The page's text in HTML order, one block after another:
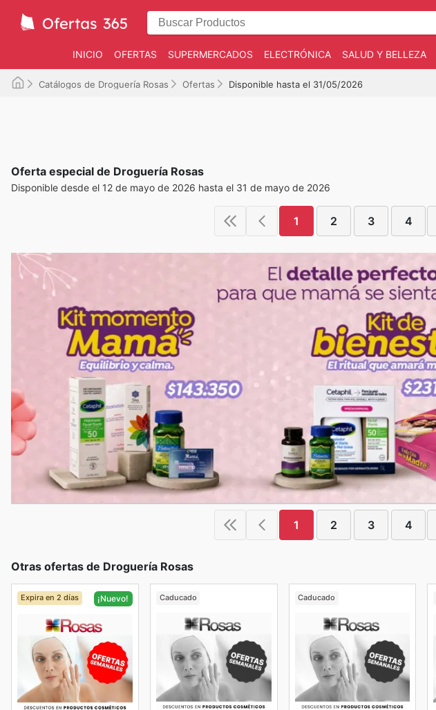
INICIO OFERTAS SUPERMERCADOS ELECTRÓNICA SALUD Y BELLEZA
Catálogos de Droguería Rosas Ofertas Disponible hasta el 31/05/2026
Oferta especial de Droguería Rosas
Disponible desde el 12 de mayo de 2026 hasta el 31 de mayo de 2026
1 2 3 4
1 2 3 4
Otras ofertas de Droguería Rosas
Expira en 2 días ¡Nuevo! Caducado Caducado